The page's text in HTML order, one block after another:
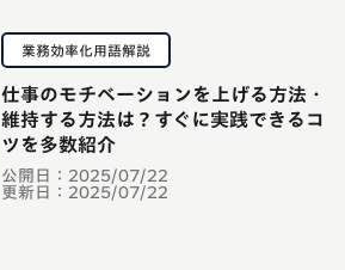
業務効率化用語解説
公開日： 2025/07/22
更新日： 2025/07/22
仕事のモチベーションを上げる方法・
維持する方法は？すぐに実践できるコ
ツを多数紹介